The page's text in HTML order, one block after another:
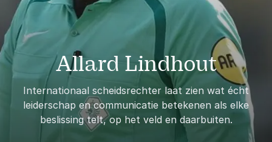
Allard Lindhout
Internationaal scheidsrechter laat zien wat écht
leiderschap en communicatie betekenen als elke
beslissing telt, op het veld en daarbuiten.